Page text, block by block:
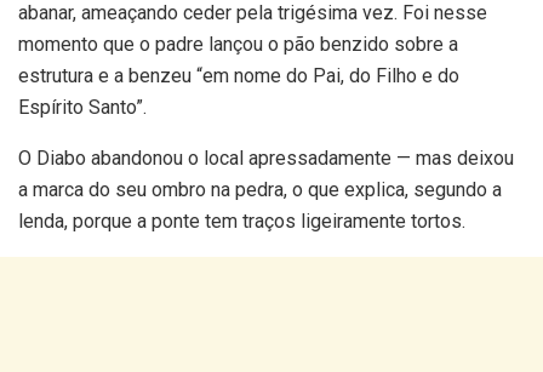
abanar, ameaçando ceder pela trigésima vez. Foi nesse
momento que o padre lançou o pão benzido sobre a
estrutura e a benzeu “em nome do Pai, do Filho e do
Espírito Santo”.
O Diabo abandonou o local apressadamente — mas deixou
a marca do seu ombro na pedra, o que explica, segundo a
lenda, porque a ponte tem traços ligeiramente tortos.